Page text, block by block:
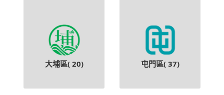
大埔區( 20) 屯門區( 37)